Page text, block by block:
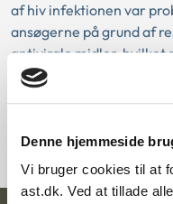
Denne hjemmeside
Vi bruger cookies til at
ast.dk. Ved at tillade
af hiv infektionen var
ansøgerne på grund af
antivirale midler,
familiære dispositioner